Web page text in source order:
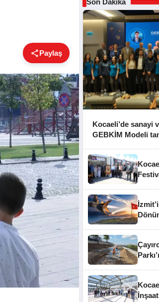
Paylaş
Son Dakika
Kocaeli’de sanayi
GEBKİM Modeli